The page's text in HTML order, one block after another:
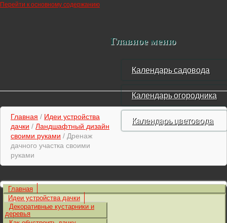
Перейти к основному содержанию
Главное меню
Календарь садовода
Календарь огородника
Календарь цветовода
Главная / Идеи устройства
дачки / Ландшафтный дизайн
своими руками / Дренаж
дачного участка своими
руками
Главная
Идеи устройства дачки
Декоративные кустарники и
деревья